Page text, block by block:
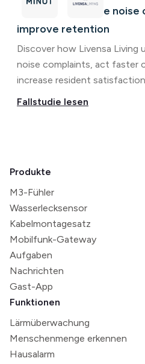
housing to resolve
improve retention
Discover how Livensa Living
noise complaints, act faster
increase resident
Fallstudie lesen
Produkte
M3-Fühler
Wasserlecksensor
Kabelmontagesatz
Mobilfunk-Gateway
Aufgaben
Nachrichten
Gast-App
Funktionen
Lärmüberwachung
Menschenmenge erkennen
Hausalarm